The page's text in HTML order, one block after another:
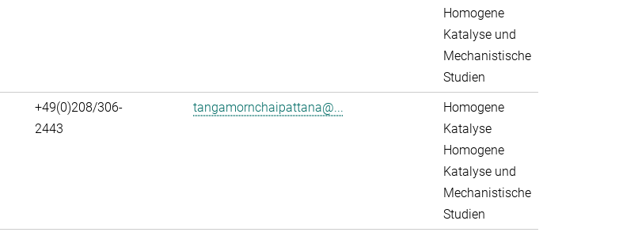
Homogene
Katalyse und
Mechanistische
Studien
+49(0)208/306-
2443
tangamornchaipattana@...
Homogene
Katalyse
Homogene
Katalyse und
Mechanistische
Studien